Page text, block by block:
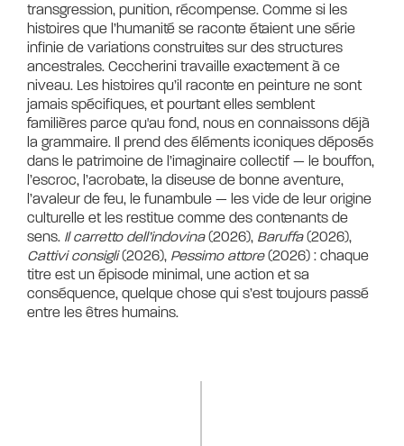
transgression, punition, récompense. Comme si les
histoires que l’humanité se raconte étaient une série
infinie de variations construites sur des structures
ancestrales. Ceccherini travaille exactement à ce
niveau. Les histoires qu’il raconte en peinture ne sont
jamais spécifiques, et pourtant elles semblent
familières parce qu'au fond, nous en connaissons déjà
la grammaire. Il prend des éléments iconiques déposés
dans le patrimoine de l’imaginaire collectif — le bouffon,
l’escroc, l’acrobate, la diseuse de bonne aventure,
l’avaleur de feu, le funambule — les vide de leur origine
culturelle et les restitue comme des contenants de
sens. Il carretto dell’indovina(2026), Baruffa(2026),
Cattivi consigli(2026), Pessimo attore(2026) : chaque
titre est un épisode minimal, une action et sa
conséquence, quelque chose qui s’est toujours passé
entre les êtres humains.